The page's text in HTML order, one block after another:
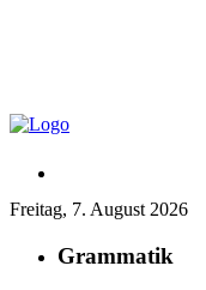
Freitag, 7. August 2026
Grammatik